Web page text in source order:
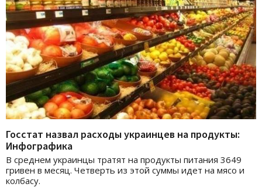
Госстат назвал расходы украинцев на продукты:
Инфографика
В среднем украинцы тратят на продукты питания 3649
гривен в месяц. Четверть из этой суммы идет на мясо и
колбасу.